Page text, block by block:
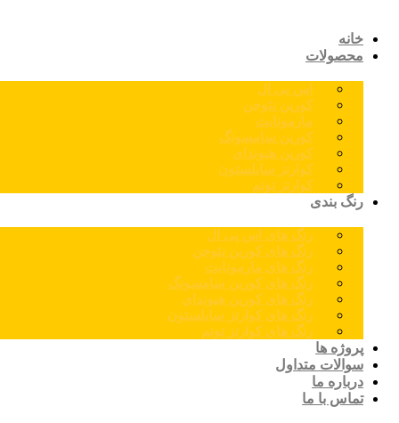
خانه
محصولات
اس پی ال
کورین نئوجن
مارمونایت
کورین سامسونگ
کورین هیوندای
کوارتز سایلستون
کوارتز توتم
رنگ بندی
رنگ های اس پی ال
رنگ های کورین نئوجن
رنگ های مارمونایت
رنگ های کورین سامسونگ
رنگ های کورین هیوندای
رنگ های کوارتز سایلستون
رنگ های کوارتز توتم
پروژه ها
سوالات متداول
درباره ما
تماس با ما